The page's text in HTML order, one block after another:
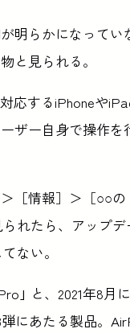
明らかになってい
と見られる。
応するiPhoneや
ザー自身で操作
［情報］＞［○○
れたら、アップ
ない。
｣ と、2021年8月
にあたる製品。